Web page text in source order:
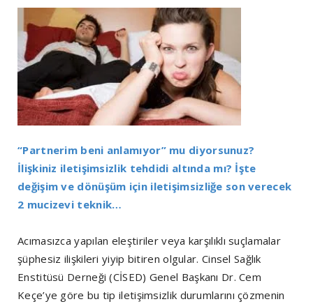
“Partnerim beni anlamıyor” mu diyorsunuz?
İlişkiniz iletişimsizlik tehdidi altında mı? İşte
değişim ve dönüşüm için iletişimsizliğe son verecek
2 mucizevi teknik…
Acımasızca yapılan eleştiriler veya karşılıklı suçlamalar
şüphesiz ilişkileri yiyip bitiren olgular. Cinsel Sağlık
Enstitüsü Derneği (CİSED) Genel Başkanı Dr. Cem
Keçe’ye göre bu tip iletişimsizlik durumlarını çözmenin